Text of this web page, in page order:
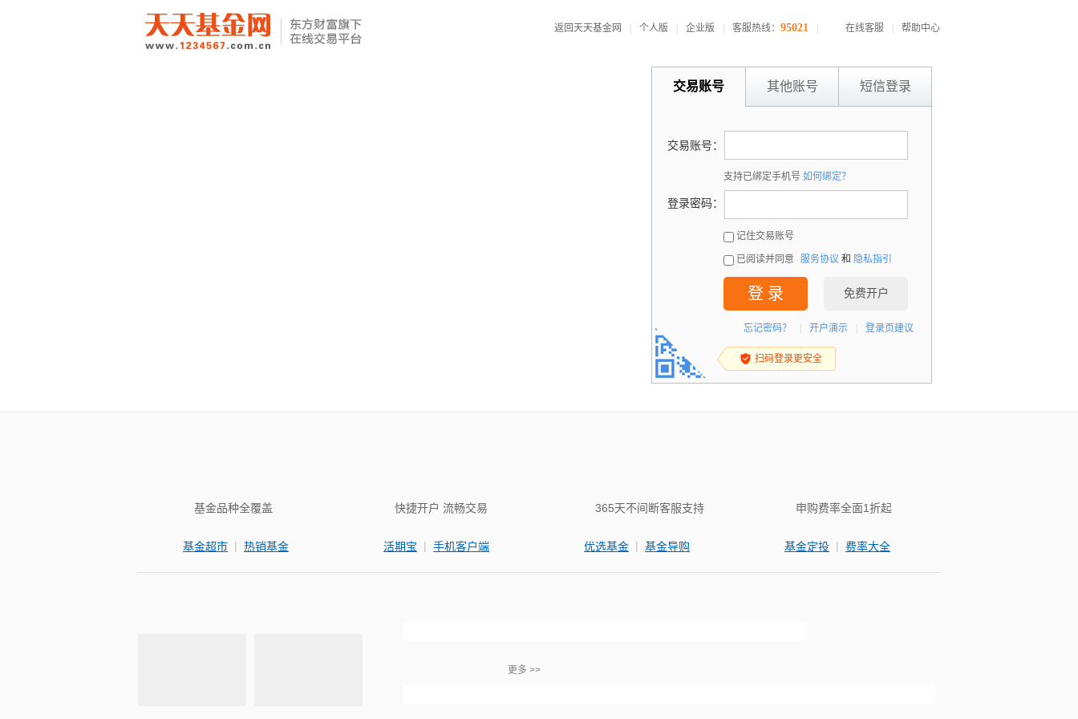
返回天天基金网 个人版 企业版 客服热线： 95021 在线客服 帮助中心
交易账号 其他账号 短信登录
交易账号：
支持已绑定手机号 如何绑定？
登录密码：
记住交易账号
已阅读并同意 服务协议 和 隐私指引
登 录 免费开户
忘记密码？ 开户演示 登录页建议
扫码登录更安全
基金品种全覆盖
基金超市 | 热销基金
快捷开户 流畅交易
活期宝 | 手机客户端
365天不间断客服支持
优选基金 | 基金导购
申购费率全面1折起
基金定投 | 费率大全
更多 >>